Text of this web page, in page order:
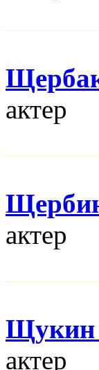
актер
актер
Щукин
актер